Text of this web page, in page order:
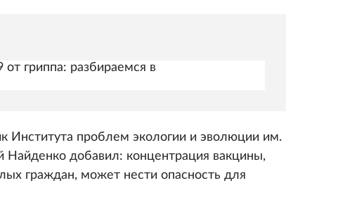
от гриппа: разбираемся в
Института проблем экологии и эволюции им.
добавил: концентрация вакцины,
граждан, может нести опасность для